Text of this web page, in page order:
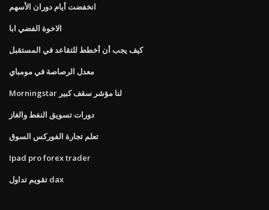
انخفضت أيام دوران الأسهم
الاخوة الفضي ابا
كيف يجب أن أخطط للتقاعد في المستقبل
معدل الرصاصة في مومباي
Morningstar لنا مؤشر سقف كبير
دورات تسويق النفط والغاز
تعلم تجارة الفوركس السوق
Ipad pro forex trader
تقويم تداول dax